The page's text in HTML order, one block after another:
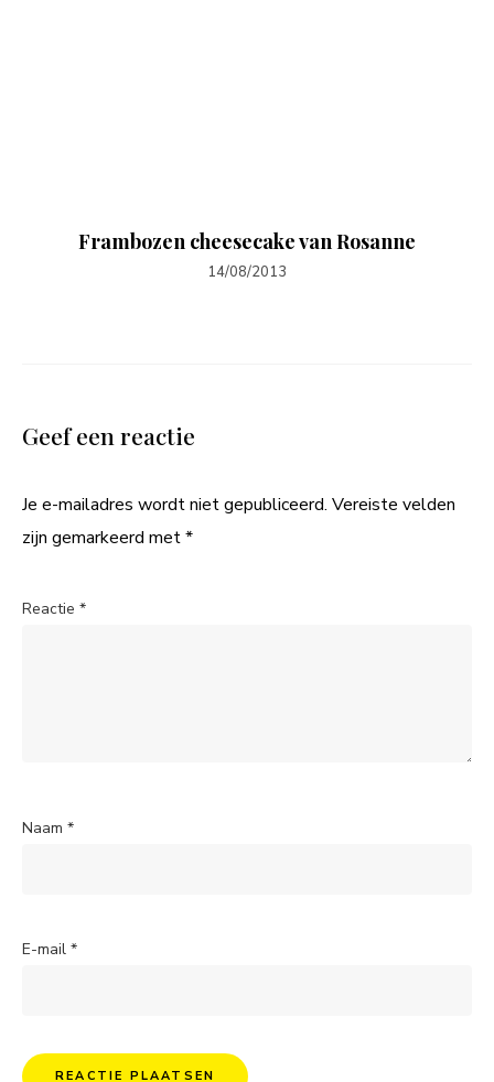
Frambozen cheesecake van Rosanne
14/08/2013
Geef een reactie
Je e-mailadres wordt niet gepubliceerd. Vereiste velden
zijn gemarkeerd met*
Reactie *
Naam *
E-mail *